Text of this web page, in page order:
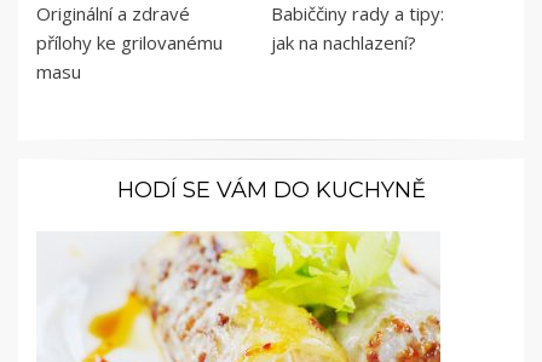
Originální a zdravé
přílohy ke grilovanému
masu
Babiččiny rady a tipy:
jak na nachlazení?
HODÍ SE VÁM DO KUCHYNĚ